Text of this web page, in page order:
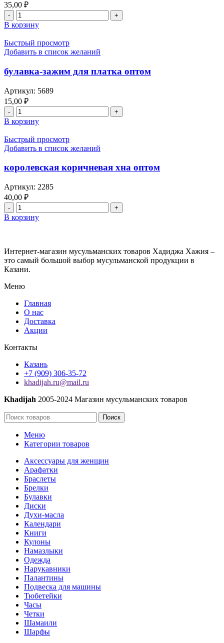
35,00 ₽
Количество
товара
браслеты,
черного
цвета
В корзину
Быстрый просмотр
Добавить в список желаний
булавка-зажим для платка оптом
Артикул: 5689
15,00 ₽
Количество
товара
булавка-
зажим
для
оптом
В корзину
Быстрый просмотр
Добавить в список желаний
королевская коричневая хна оптом
Артикул: 2285
40,00 ₽
Количество
товара
королевская
оптом
В корзину
Интернет-магазин мусульманских товаров Хадиджа Хажия –
это самый большой выбор мусульманской продукции в
Казани.
Меню
Главная
О нас
Доставка
Акции
Контакты
Казань
+7 (909) 306-35-72
khadijah.ru@mail.ru
Khadijah 2005-2024 Магазин мусульманских товаров
Поиск
Меню
Категории товаров
Аксессуары для женщин
Арафатки
Браслеты
Брелки
Булавки
Диски
Духи-масла
Календари
Книги
Кулоны
Намазлыки
Одежда
Нарукавники
Палантины
Подвеска для машины
Тюбетейки
Часы
Четки
Шамаили
Шарфы